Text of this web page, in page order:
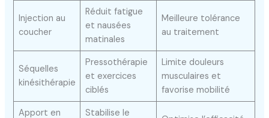
Injection au
coucher
Réduit fatigue
et nausées
matinales
Meilleure tolérance
au traitement
Séquelles
kinésithérapie
Pressothérapie
et exercices
ciblés
Limite douleurs
musculaires et
favorise mobilité
Apport en
Stabilise le